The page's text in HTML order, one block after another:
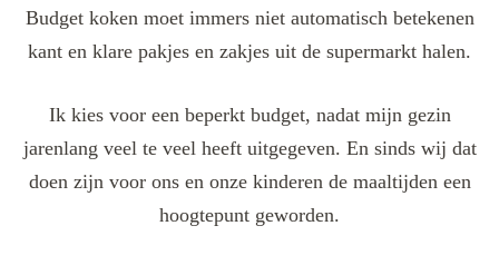
Budget koken moet immers niet automatisch betekenen
kant en klare pakjes en zakjes uit de supermarkt halen.
Ik kies voor een beperkt budget, nadat mijn gezin
jarenlang veel te veel heeft uitgegeven. En sinds wij dat
doen zijn voor ons en onze kinderen de maaltijden een
hoogtepunt geworden.